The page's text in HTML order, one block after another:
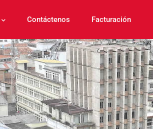
Contáctenos Facturación